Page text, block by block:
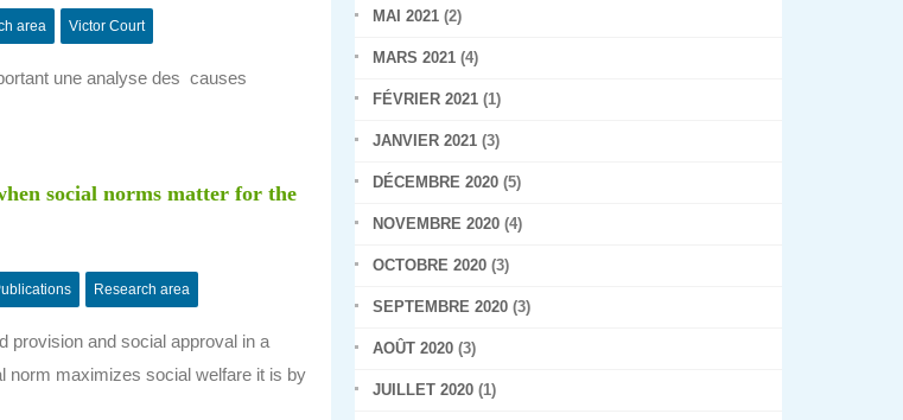
area Victor Court
une analyse des causes
social norms matter for the
Research area
provision and social approval in a
norm maximizes social welfare it is by
MAI 2021 (2)
MARS 2021 (4)
FÉVRIER 2021 (1)
JANVIER 2021 (3)
DÉCEMBRE 2020 (5)
NOVEMBRE 2020 (4)
OCTOBRE 2020 (3)
SEPTEMBRE 2020 (3)
AOÛT 2020 (3)
JUILLET 2020 (1)